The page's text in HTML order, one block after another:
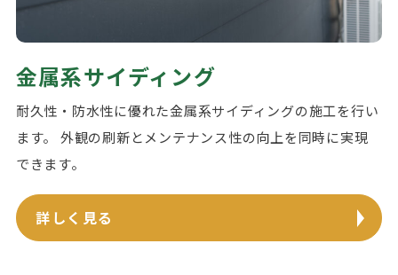
金属系サイディング
耐久性・防水性に優れた金属系サイディングの施工を行い
ます。 外観の刷新とメンテナンス性の向上を同時に実現
できます。
詳しく見る